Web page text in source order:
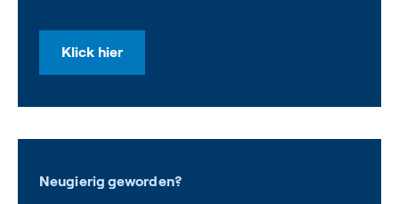
Klick hier
Neugierig geworden?